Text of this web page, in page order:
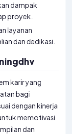
dampak
proyek.
layanan
dan dedikasi.
karir yang
bagi
dengan kinerja
memotivasi
dan